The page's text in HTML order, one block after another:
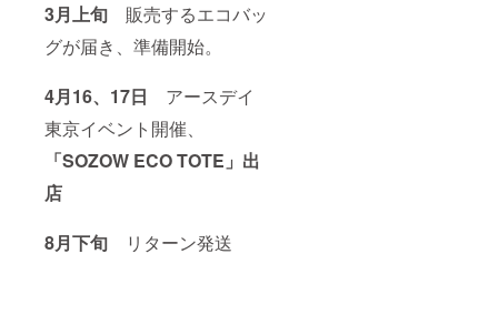
3月上旬 販売するエコバッ
グが届き、準備開始。
4月16、17日 アースデイ
東京イベント開催、
「SOZOW ECO TOTE」出
店
8月下旬 リターン発送